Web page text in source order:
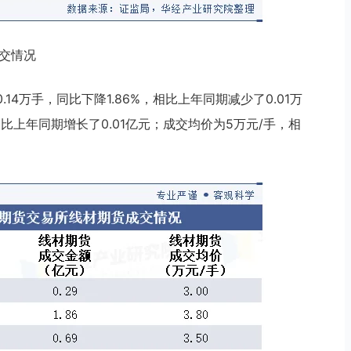
情况
万手，同比下降1.86%，相比上年同期减少了0.01万
上年同期增长了0.01亿元；成交均价为5万元/手，相